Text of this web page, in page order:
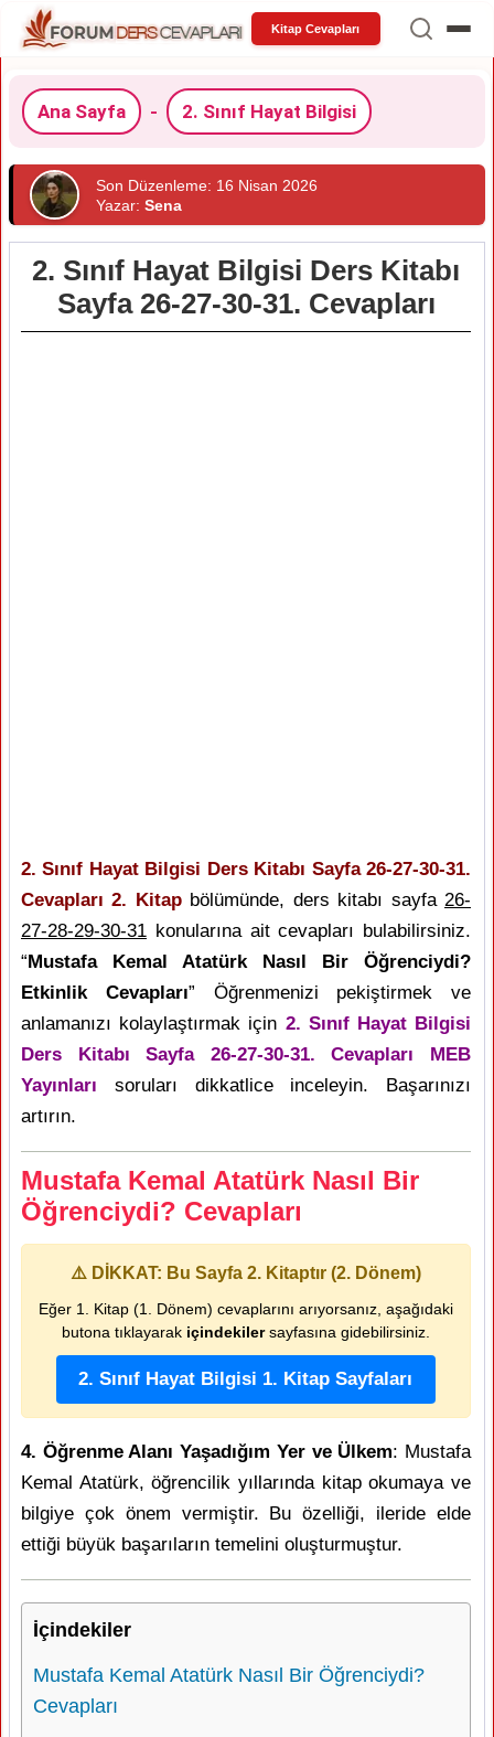
Kitap Cevapları
Ana Sayfa - 2. Sınıf Hayat Bilgisi
Son Düzenleme: 16 Nisan 2026
Yazar: Sena
2. Sınıf Hayat Bilgisi Ders Kitabı
Sayfa 26-27-30-31. Cevapları
2. Sınıf Hayat Bilgisi Ders Kitabı Sayfa 26-27-30-31.
Cevapları 2. Kitapbölümünde, ders kitabı sayfa26-
27-28-29-30-31 konularına ait cevapları bulabilirsiniz.
“Mustafa Kemal Atatürk Nasıl Bir Öğrenciydi?
Etkinlik Cevapları” Öğrenmenizi pekiştirmek ve
anlamanızı kolaylaştırmak için 2. Sınıf Hayat Bilgisi
Ders Kitabı Sayfa 26-27-30-31. Cevapları MEB
Yayınları soruları dikkatlice inceleyin. Başarınızı
artırın.
Mustafa Kemal Atatürk Nasıl Bir
Öğrenciydi? Cevapları
⚠️ DİKKAT: Bu Sayfa 2. Kitaptır (2. Dönem)
Eğer 1. Kitap (1. Dönem) cevaplarını arıyorsanız, aşağıdaki
butona tıklayarak içindekilersayfasına gidebilirsiniz.
2. Sınıf Hayat Bilgisi 1. Kitap Sayfaları
4. Öğrenme Alanı Yaşadığım Yer ve Ülkem: Mustafa
Kemal Atatürk, öğrencilik yıllarında kitap okumaya ve
bilgiye çok önem vermiştir. Bu özelliği, ileride elde
ettiği büyük başarıların temelini oluşturmuştur.
İçindekiler
Mustafa Kemal Atatürk Nasıl Bir Öğrenciydi?
Cevapları